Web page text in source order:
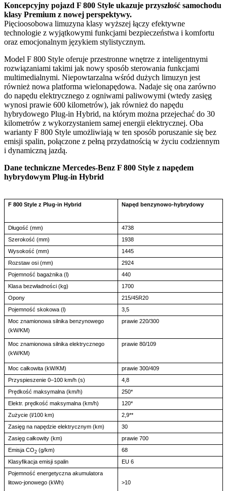
Koncepcyjny pojazd F 800 Style ukazuje przyszłość samochodu
klasy Premium z nowej perspektywy.
Pięcioosobowa limuzyna klasy wyższej łączy efektywne
technologie z wyjątkowymi funkcjami bezpieczeństwa i komfortu
oraz emocjonalnym językiem stylistycznym.
Model F 800 Style oferuje przestronne wnętrze z inteligentnymi
rozwiązaniami takimi jak nowy sposób sterowania funkcjami
multimedialnymi. Niepowtarzalna wśród dużych limuzyn jest
również nowa platforma wielonapędowa. Nadaje się ona zarówno
do napędu elektrycznego z ogniwami paliwowymi (wtedy zasięg
wynosi prawie 600 kilometrów), jak również do napędu
hybrydowego Plug-in Hybrid, na którym można przejechać do 30
kilometrów z wykorzystaniem samej energii elektrycznej. Oba
warianty F 800 Style umożliwiają w ten sposób poruszanie się bez
emisji spalin, połączone z pełną przydatnością w życiu codziennym
i dynamiczną jazdą.
Dane techniczne Mercedes-Benz F 800 Style z napędem
hybrydowym Plug-in Hybrid
F 800 Style z Plug-in Hybrid Napęd benzynowo-hybrydowy
Długość (mm)
4738
Szerokość (mm)
1938
Wysokość (mm)
1445
Rozstaw osi (mm)
2924
Pojemność bagażnika (l)
440
Klasa bezwładności (kg)
1700
Opony
215/45R20
Pojemność skokowa (l)
3,5
Moc znamionowa silnika benzynowego
(kW/KM)
prawie 220/300
Moc znamionowa silnika elektrycznego
(kW/KM)
prawie 80/109
Moc całkowita (kW/KM)
prawie 300/409
Przyspieszenie 0–100 km/h (s)
4,8
Prędkość maksymalna (km/h)
250*
Elektr. prędkość maksymalna (km/h)
120*
Zużycie (l/100 km)
2,9**
Zasięg na napędzie elektrycznym (km)
30
Zasięg całkowity (km)
prawie 700
Emisja CO2 (g/km)
68
Klasyfikacja emisji spalin
EU 6
Pojemność energetyczna akumulatora
litowo-jonowego (kWh)
>10